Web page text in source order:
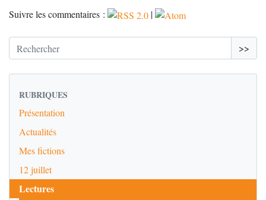
Suivre les commentaires : |
>>
RUBRIQUES
Présentation
Actualités
Mes fictions
12 juillet
Lectures